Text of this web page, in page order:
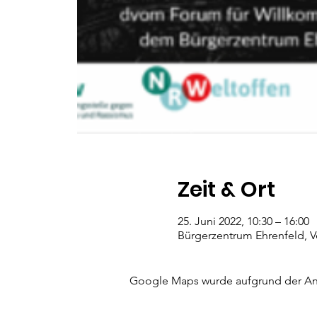
Zeit & Ort
25. Juni 2022, 10:30 – 16:00
Bürgerzentrum Ehrenfeld,
Google Maps wurde aufgrund der